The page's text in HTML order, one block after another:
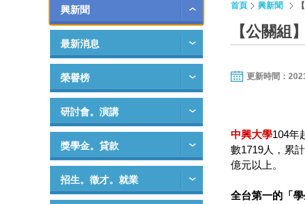
興新聞
最新消息
榮譽榜
研討會。演講
獎學金。貸款
招生。徵才。就業
首頁 興新聞
【公關組
更新時間：
中興大學104年
數1719人，累
億元以上。
全台第一的「